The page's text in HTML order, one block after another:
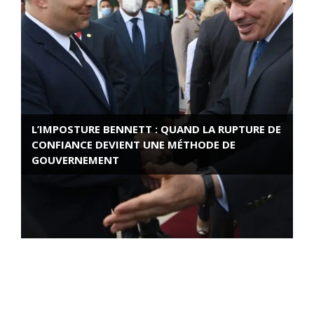
L’IMPOSTURE BENNETT : QUAND LA RUPTURE DE
CONFIANCE DEVIENT UNE MÉTHODE DE
GOUVERNEMENT
ROSE VALLAND, HEROÏNE DE LA RESISTANCE